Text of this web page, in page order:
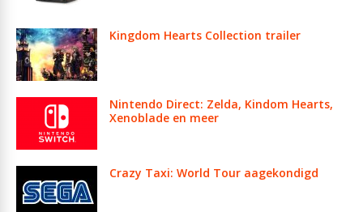
Kingdom Hearts Collection trailer
Nintendo Direct: Zelda, Kindom Hearts,
Xenoblade en meer
Crazy Taxi: World Tour aagekondigd